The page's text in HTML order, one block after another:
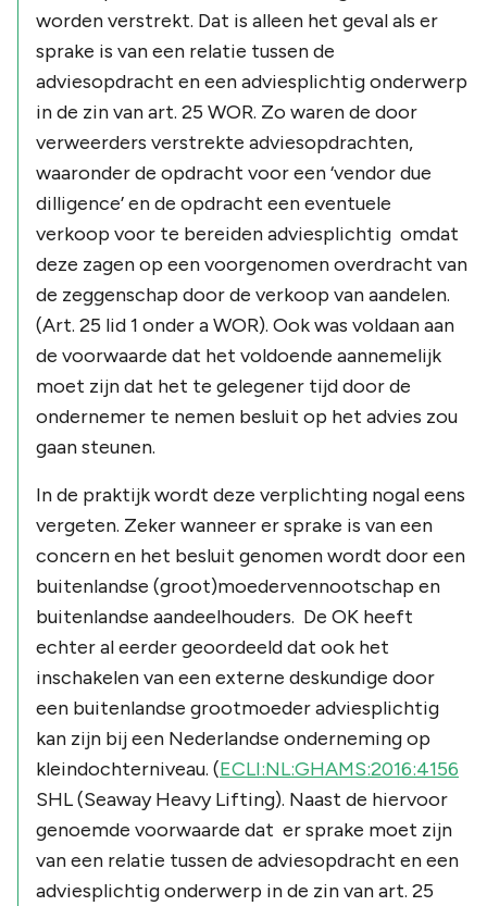
worden verstrekt. Dat is alleen het geval als er
sprake is van een relatie tussen de
adviesopdracht en een adviesplichtig onderwerp
in de zin van art. 25 WOR. Zo waren de door
verweerders verstrekte adviesopdrachten,
waaronder de opdracht voor een ‘vendor due
dilligence’ en de opdracht een eventuele
verkoop voor te bereiden adviesplichtig omdat
deze zagen op een voorgenomen overdracht van
de zeggenschap door de verkoop van aandelen.
(Art. 25 lid 1 onder a WOR). Ook was voldaan aan
de voorwaarde dat het voldoende aannemelijk
moet zijn dat het te gelegener tijd door de
ondernemer te nemen besluit op het advies zou
gaan steunen.
In de praktijk wordt deze verplichting nogal eens
vergeten. Zeker wanneer er sprake is van een
concern en het besluit genomen wordt door een
buitenlandse (groot)moedervennootschap en
buitenlandse aandeelhouders. De OK heeft
echter al eerder geoordeeld dat ook het
inschakelen van een externe deskundige door
een buitenlandse grootmoeder adviesplichtig
kan zijn bij een Nederlandse onderneming op
kleindochterniveau. (ECLI:NL:GHAMS:2016:4156
SHL (Seaway Heavy Lifting). Naast de hiervoor
genoemde voorwaarde dat er sprake moet zijn
van een relatie tussen de adviesopdracht en een
adviesplichtig onderwerp in de zin van art. 25